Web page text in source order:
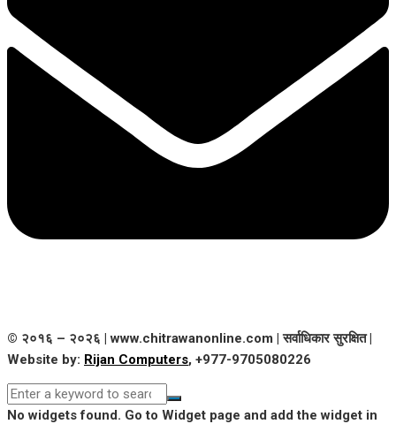
© २०१६ – २०२६ | www.chitrawanonline.com | सर्वाधिकार सुरक्षित |
Website by: Rijan Computers, +977-9705080226
No widgets found. Go to Widget page and add the widget in